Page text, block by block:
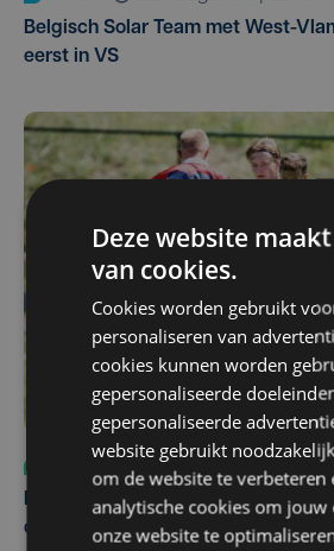
Belgisch Solar Team met West-
eerst in VS
vr 31 juli | 12:46
Net voor kraker tegen Essevee:
op Anderlecht uitgesteld door
Deze website
van cookies.
Cookies worden gebruikt
personaliseren van
cookies kunnen worden
gepersonaliseerde
gepersonaliseerde
website gebruikt
om de website te verbeteren
analytische cookies om jouw
onze website te